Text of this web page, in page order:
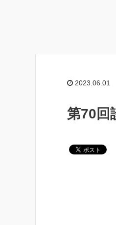
2023.06.01
第70回